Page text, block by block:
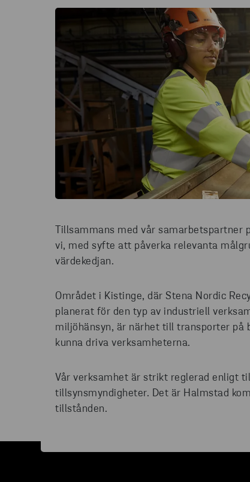
Tillsammans med vår
vi, med syfte att påverka relevanta
värdekedjan.​
Området i Kistinge, där Stena Nordic
planerat för den typ av industriell
miljöhänsyn, är närhet till transporter
kunna driva verksamheterna.
​Vår verksamhet är strikt reglerad enligt
tillsynsmyndigheter. Det är Halmstad
tillstånden.